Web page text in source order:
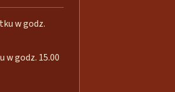
w godz.
w godz. 15.00